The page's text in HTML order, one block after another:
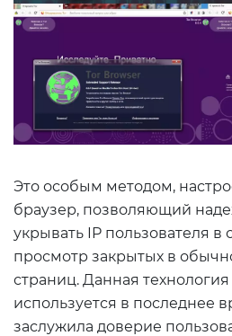
Это особым методом,
браузер, позволяющий
укрывать IP пользователя в
просмотр закрытых в
страниц. Данная
используется в последнее
заслужила доверие